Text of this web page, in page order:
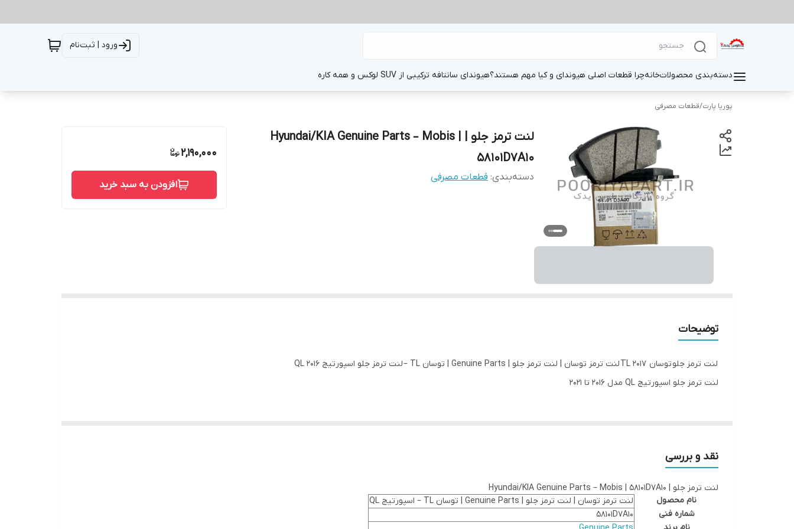
ورود | ثبت‌نام
دسته‌بندی محصولاتخانهچرا قطعات اصلی هیوندای و کیا مهم هستند؟هیوندای سانتافه ترکیبی از SUV لوکس و همه کاره
پوریا پارت/قطعات مصرفی
لنت ترمز جلو | Hyundai/KIA Genuine Parts – Mobis |
58101D7A10
دسته‌بندی: قطعات مصرفی
2,190,000
افزودن به سبد خرید
توضیحات
لنت ترمز جلو توسان 2017 TL لنت ترمز توسان | لنت ترمز جلو | Genuine Parts | توسان TL – لنت ترمز جلو اسپورتیج QL 2016
لنت ترمز جلو اسپورتیج QL مدل 2016 تا 2021
نقد و بررسی
لنت ترمز جلو | Hyundai/KIA Genuine Parts – Mobis | 58101D7A10
نام محصول
لنت ترمز توسان | لنت ترمز جلو | Genuine Parts | توسان TL – اسپورتیج QL
شماره فنی
58101D7A10